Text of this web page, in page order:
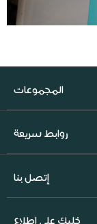
خليك على إطلاع
إتصل بنا
المجموعات
روابط سريعة